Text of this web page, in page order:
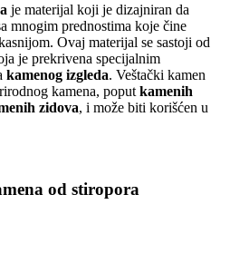
je materijal koji je dizajniran da
mnogim prednostima koje čine
Ovaj materijal se sastoji od
je prekrivena specijalnim
kamenog izgleda. Veštački kamen
kamena, poput kamenih
zidova, i može biti korišćen u
od stiropora